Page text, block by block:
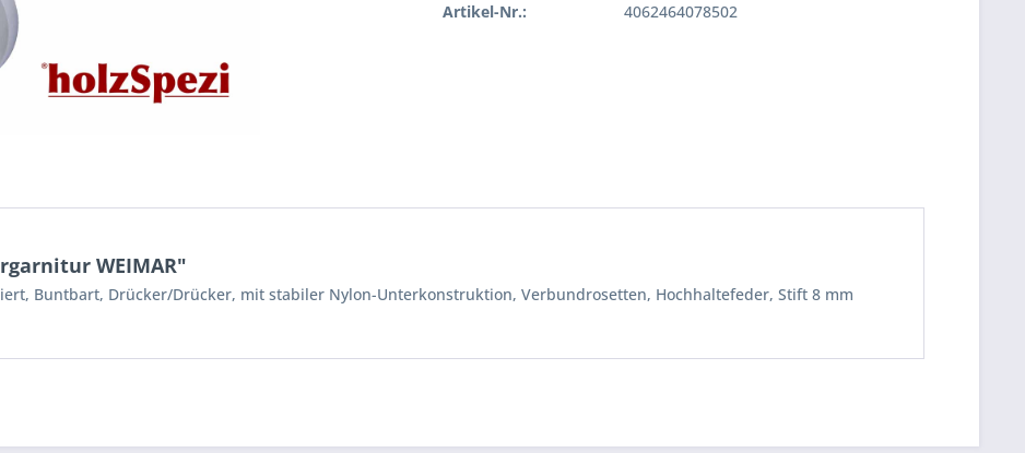
Artikel-Nr.: 4062464078502
WEIMAR"
Buntbart, Drücker/Drücker, mit stabiler Nylon-Unterkonstruktion, Verbundrosetten, Hochhaltefeder, Stift 8 mm